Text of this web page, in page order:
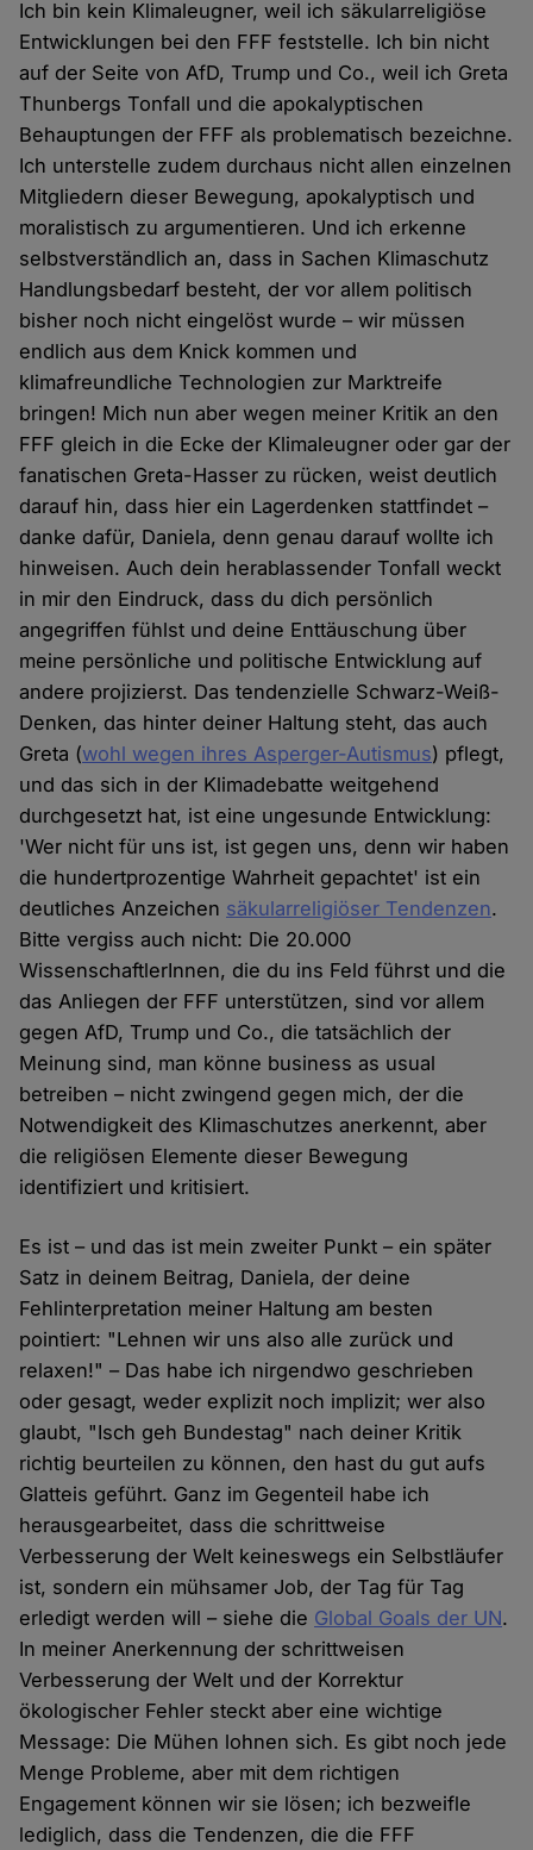
Ich bin kein Klimaleugner, weil ich säkularreligiöse
Entwicklungen bei den FFF feststelle. Ich bin nicht
auf der Seite von AfD, Trump und Co., weil ich Greta
Thunbergs Tonfall und die apokalyptischen
Behauptungen der FFF als problematisch bezeichne.
Ich unterstelle zudem durchaus nicht allen einzelnen
Mitgliedern dieser Bewegung, apokalyptisch und
moralistisch zu argumentieren. Und ich erkenne
selbstverständlich an, dass in Sachen Klimaschutz
Handlungsbedarf besteht, der vor allem politisch
bisher noch nicht eingelöst wurde – wir müssen
endlich aus dem Knick kommen und
klimafreundliche Technologien zur Marktreife
bringen! Mich nun aber wegen meiner Kritik an den
FFF gleich in die Ecke der Klimaleugner oder gar der
fanatischen Greta-Hasser zu rücken, weist deutlich
darauf hin, dass hier ein Lagerdenken stattfindet –
danke dafür, Daniela, denn genau darauf wollte ich
hinweisen. Auch dein herablassender Tonfall weckt
in mir den Eindruck, dass du dich persönlich
angegriffen fühlst und deine Enttäuschung über
meine persönliche und politische Entwicklung auf
andere projizierst. Das tendenzielle Schwarz-Weiß-
Denken, das hinter deiner Haltung steht, das auch
Greta (wohl wegen ihres Asperger-Autismus) pflegt,
und das sich in der Klimadebatte weitgehend
durchgesetzt hat, ist eine ungesunde Entwicklung:
'Wer nicht für uns ist, ist gegen uns, denn wir haben
die hundertprozentige Wahrheit gepachtet' ist ein
deutliches Anzeichen säkularreligiöser Tendenzen.
Bitte vergiss auch nicht: Die 20.000
WissenschaftlerInnen, die du ins Feld führst und die
das Anliegen der FFF unterstützen, sind vor allem
gegen AfD, Trump und Co., die tatsächlich der
Meinung sind, man könne business as usual
betreiben – nicht zwingend gegen mich, der die
Notwendigkeit des Klimaschutzes anerkennt, aber
die religiösen Elemente dieser Bewegung
identifiziert und kritisiert.
Es ist – und das ist mein zweiter Punkt – ein später
Satz in deinem Beitrag, Daniela, der deine
Fehlinterpretation meiner Haltung am besten
pointiert: "Lehnen wir uns also alle zurück und
relaxen!" – Das habe ich nirgendwo geschrieben
oder gesagt, weder explizit noch implizit; wer also
glaubt, "Isch geh Bundestag" nach deiner Kritik
richtig beurteilen zu können, den hast du gut aufs
Glatteis geführt. Ganz im Gegenteil habe ich
herausgearbeitet, dass die schrittweise
Verbesserung der Welt keineswegs ein Selbstläufer
ist, sondern ein mühsamer Job, der Tag für Tag
erledigt werden will – siehe die Global Goals der UN.
In meiner Anerkennung der schrittweisen
Verbesserung der Welt und der Korrektur
ökologischer Fehler steckt aber eine wichtige
Message: Die Mühen lohnen sich. Es gibt noch jede
Menge Probleme, aber mit dem richtigen
Engagement können wir sie lösen; ich bezweifle
lediglich, dass die Tendenzen, die die FFF